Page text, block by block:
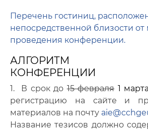
Перечень гостиниц,
непосредственной близости от
проведения конференции.
АЛГОРИТМ
КОНФЕРЕНЦИИ
1. В срок до15 февраля 1
регистрацию на сайте и
материалов на почту
Название тезисов должно